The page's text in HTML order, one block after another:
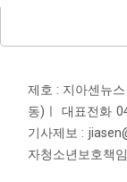
제호 : 지아센뉴
동)ㅣ 대표전화
기사제보 :
자청소년보호책